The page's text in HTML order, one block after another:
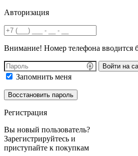
Авторизация
Внимание! Номер телефона вводится
Войти на
Запомнить меня
Регистрация
Вы новый пользователь?
Зарегистрируйтесь и
приступайте к покупкам